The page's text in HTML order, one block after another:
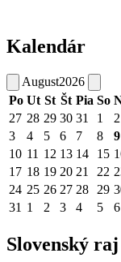
Kalendár
August2026
Po Ut St Št Pia So
27 28 29 30 31 1
2
3
4 5 6 7 8
9
10 11 12 13 14 15
17 18 19 20 21 22
24 25 26 27 28 29
31 1 2 3 4 5 6
Slovenský raj